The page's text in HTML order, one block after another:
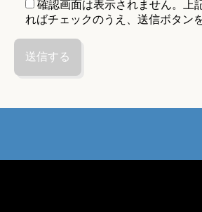
確認画面は表示されません。上
ればチェックのうえ、送信ボタン